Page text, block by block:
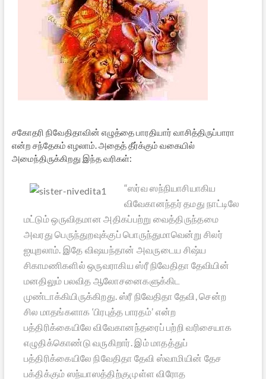
சகோதரி நிவேதிதாவின் எழுத்தை பாரதியார் வாசித்திருப்பாரா
என்ற சந்தேகம் எழலாம். அதைத் தீர்க்கும் வகையில்
அமைந்திருக்கிறது இந்த வரிகள்:
“ஸர்வ ஸந்நியாசியாகிய
விவேகானந்தர் தமது நாட்டிலே
மட்டும் ஒருவிதமான அதிகப்பற்று வைத்திருந்தமை
அவரது பெருந்துறவுக்குப் பொருந்துமாவென்று சிலர்
ஐயுறலாம். இதே விஷயந்தான் அவருடைய சிஷ்ய
சிகாமணிகளில் ஒருவராகிய ஸ்ரீ நிவேதிதா தேவியின்
மனதிலும் பலவித ஆலோசனைகளுக்கிட
முண்டாக்கியிருக்கிறது. ஸ்ரீ நிவேதிதா தேவி, சென்ற
சில மாதங்களாக ‘பிரபுத்த பாரதம்’ என்ற
பத்திரிக்கையிலே விவேகானந்தரைப் பற்றி வரிசையாக
எழுதிக்கொண்டு வருகிறார். இம் மாதத்துப்
பத்திரிக்கையிலே நிவேதிதா தேவி ஸ்வாமியின் தேச
பக்திக்கும் ஸந்யாஸத்திற்குமுள்ள விரோத